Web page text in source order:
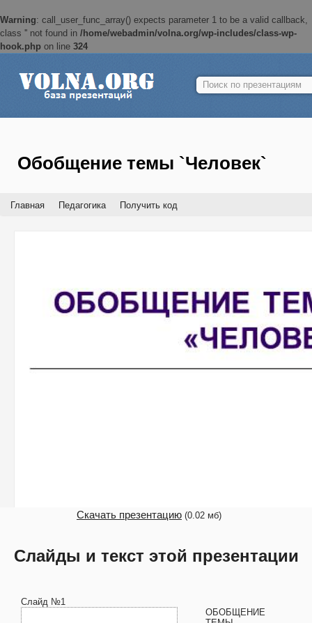
Warning: call_user_func_array() expects parameter 1 to be a valid callback,
class '' not found in /home/webadmin/volna.org/wp-includes/class-wp-
hook.php on line 324
Найти:
Обобщение темы `Человек`
Главная Педагогика Получить код
Скачать презентацию (0.02 мб)
Слайды и текст этой презентации
Слайд №1
ОБОБЩЕНИЕ